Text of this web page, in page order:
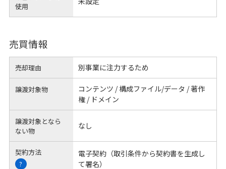
使用
売買情報
売却理由 別事業に注力するため
譲渡対象物
コンテンツ / 構成ファイル/データ / 著作
権 / ドメイン
譲渡対象となら
ない物
なし
契約方法
?
電子契約（取引条件から契約書を生成し
て署名）